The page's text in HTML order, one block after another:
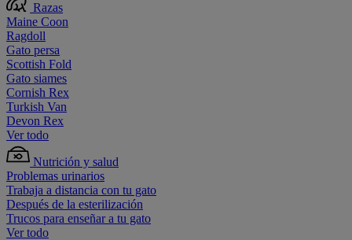
Razas
Maine Coon
Ragdoll
Gato persa
Scottish Fold
Gato siames
Cornish Rex
Turkish Van
Devon Rex
Ver todo
Nutrición y salud
Problemas urinarios
Trabaja a distancia con tu gato
Después de la esterilización
Trucos para enseñar a tu gato
Ver todo